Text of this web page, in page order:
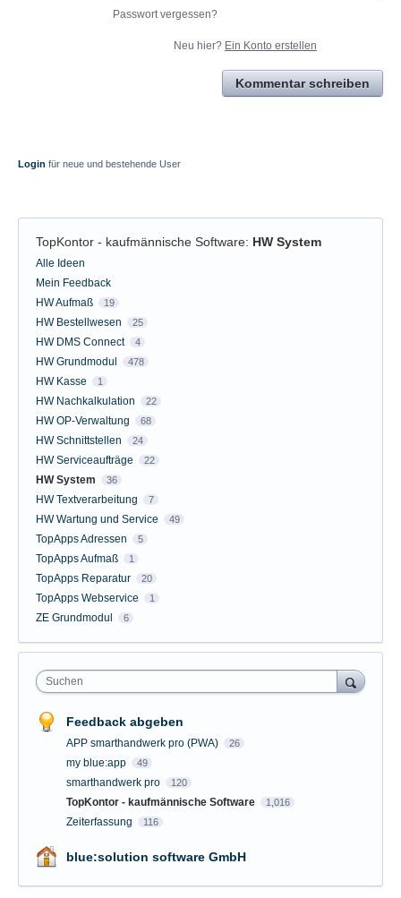
Passwort vergessen?
Neu hier? Ein Konto erstellen
Kommentar schreiben
Login für neue und bestehende User
TopKontor - kaufmännische Software: HW System
Kategorien
Alle Ideen
Mein Feedback
HW Aufmaß
19
HW Bestellwesen 25
HW DMS Connect 4
HW Grundmodul 478
HW Kasse 1
HW Nachkalkulation 22
HW OP-Verwaltung 68
HW Schnittstellen 24
HW Serviceaufträge 22
HW System 36
HW Textverarbeitung 7
HW Wartung und Service 49
TopApps Adressen 5
TopApps Aufmaß 1
TopApps Reparatur 20
TopApps Webservice 1
ZE Grundmodul 6
Suchen
Feedback abgeben
APP smarthandwerk pro (PWA) 26
my blue:app 49
smarthandwerk pro 120
TopKontor - kaufmännische Software 1,016
Zeiterfassung 116
blue:solution software GmbH